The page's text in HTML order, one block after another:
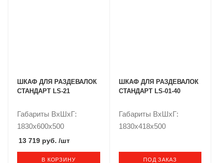
ШКАФ ДЛЯ РАЗДЕВАЛОК
СТАНДАРТ LS-21
Габариты ВxШxГ:
1830x600x500
13 719 руб. /шт
В КОРЗИНУ
ШКАФ ДЛЯ РАЗДЕВАЛОК
СТАНДАРТ LS-01-40
Габариты ВxШxГ:
1830x418x500
ПОД ЗАКАЗ